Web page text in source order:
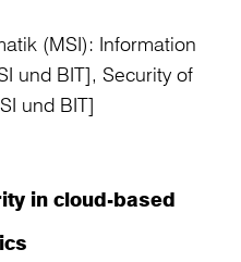
(MSI): Information
und BIT], Security of
und BIT]
in cloud-based